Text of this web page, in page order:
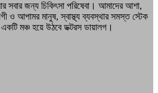
সবার জন্য চিকিৎসা পরিষেবা। আমাদের আশা,
ও আপামর মানুষ, স্বাস্থ্য ব্যবস্থার সমস্ত স্টেক
মঞ্চ হয়ে উঠবে ডক্টরস ডায়ালগ।